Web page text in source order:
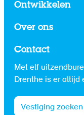
Ontwikkelen
Over ons
Contact
Met elf
Drenthe is er altijd
Vestiging zoeken